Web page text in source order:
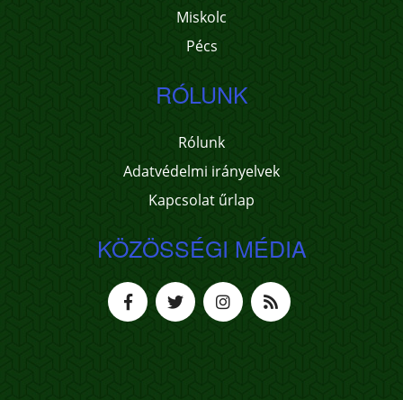
Miskolc
Pécs
RÓLUNK
Rólunk
Adatvédelmi irányelvek
Kapcsolat űrlap
KÖZÖSSÉGI MÉDIA